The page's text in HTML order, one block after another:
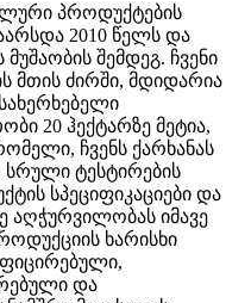
პროდუქტების
2010 წელს და
შემდეგ. ჩვენი
მთის ძირში, მდიდარია
20 ჰექტარზე მეტია,
ჩვენს ქარხანას
სრული ტესტირების
სპეციფიკაციები და
აღჭურვილობას იმავე
ხარისხი
და